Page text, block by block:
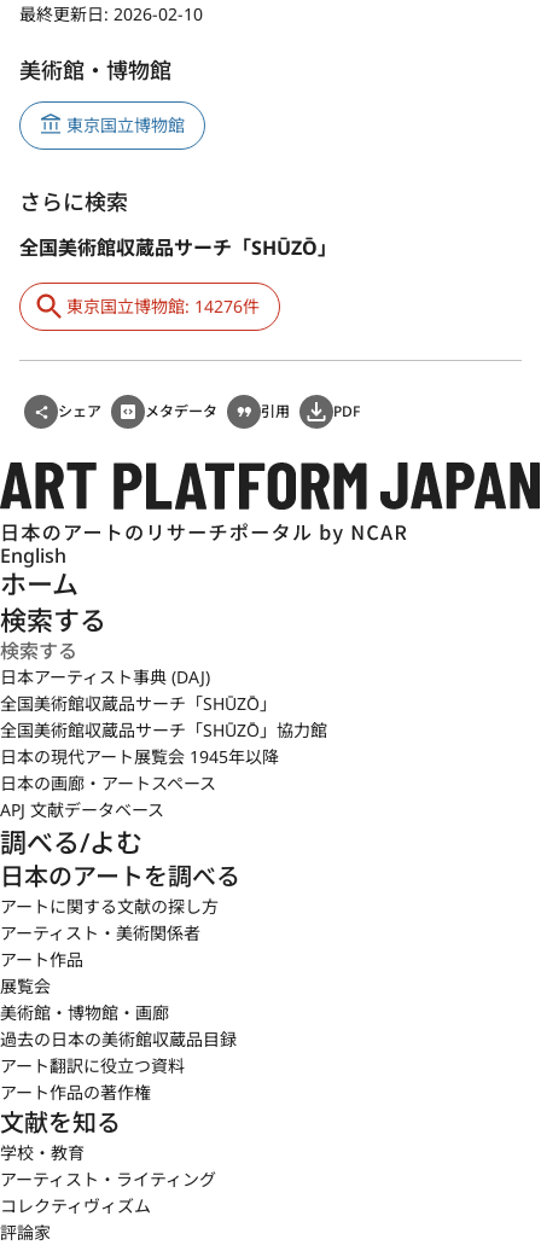
最終更新日: 2026-02-10
美術館・博物館
東京国立博物館
さらに検索
全国美術館収蔵品サーチ「SHŪZŌ」
東京国立博物館: 14276件
シェア メタデータ 引用 PDF
English
ホーム
検索する
日本アーティスト事典 (DAJ)
全国美術館収蔵品サーチ「SHŪZŌ」
全国美術館収蔵品サーチ「SHŪZŌ」協力館
日本の現代アート展覧会 1945年以降
日本の画廊・アートスペース
APJ 文献データベース
調べる/よむ
日本のアートを調べる
アートに関する文献の探し方
アーティスト・美術関係者
アート作品
展覧会
美術館・博物館・画廊
過去の日本の美術館収蔵品目録
アート翻訳に役立つ資料
アート作品の著作権
文献を知る
学校・教育
アーティスト・ライティング
コレクティヴィズム
評論家